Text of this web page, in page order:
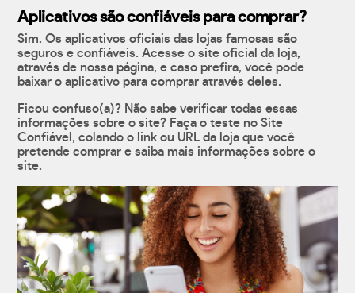
Aplicativos são confiáveis para comprar?
Sim. Os aplicativos oficiais das lojas famosas são
seguros e confiáveis. Acesse o site oficial da loja,
através de nossa página, e caso prefira, você pode
baixar o aplicativo para comprar através deles.
Ficou confuso(a)? Não sabe verificar todas essas
informações sobre o site? Faça o teste no Site
Confiável, colando o link ou URL da loja que você
pretende comprar e saiba mais informações sobre o
site.